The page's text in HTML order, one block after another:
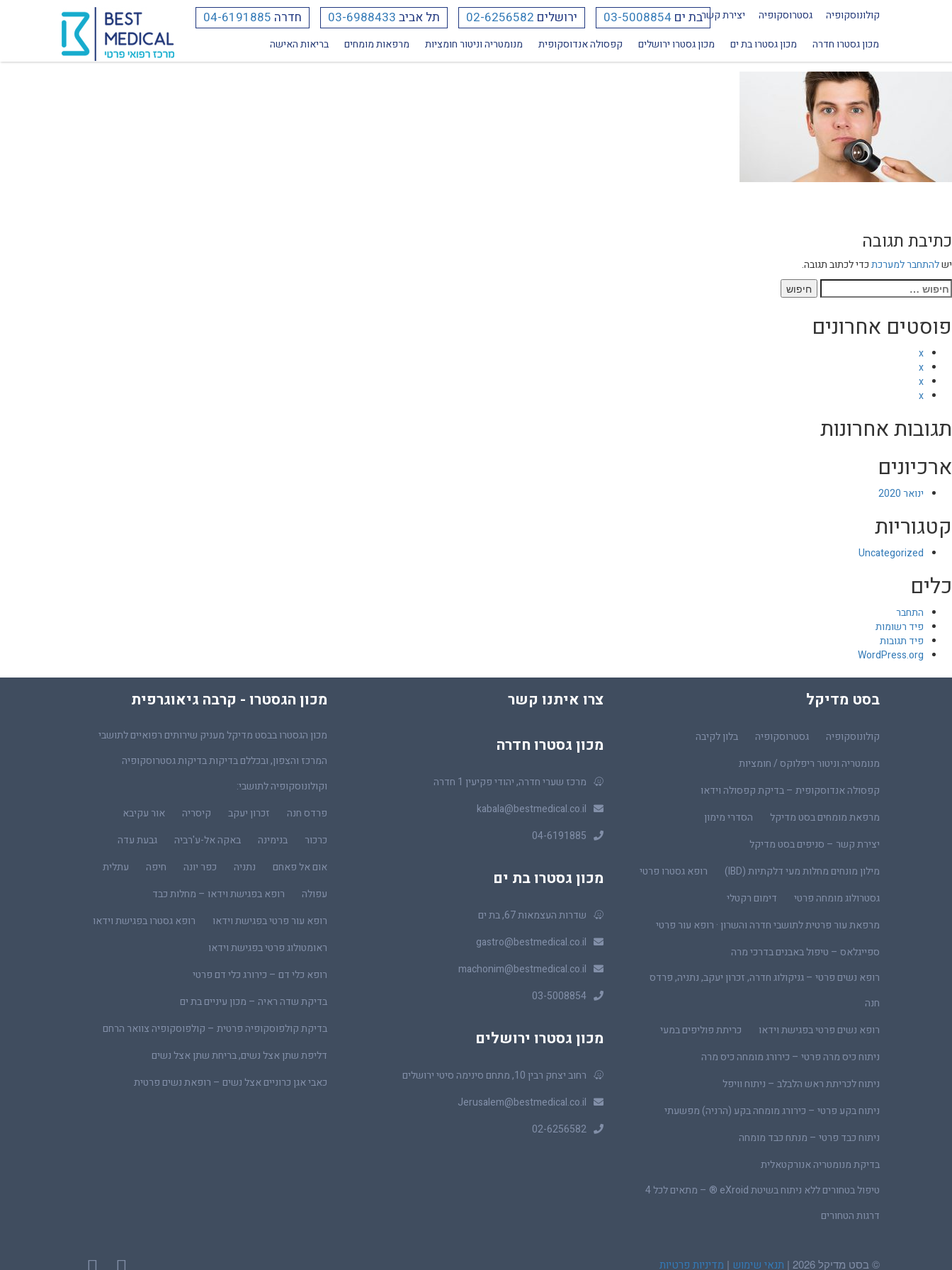
קולונוסקופיה גסטרוסקופיה יצירת קשר חדרה 04-6191885 תל אביב 03-6988433 ירושלים 02-6256582 בת ים 03-5008854
מכון גסטרו חדרה מכון גסטרו בת ים מכון גסטרו ירושלים קפסולה אנדוסקופית מנומטריה וניטור חומציות מרפאות מומחים בריאות האישה
כתיבת תגובה
ישלהתחבר למערכתכדי לכתוב תגובה.
חיפוש:
פוסטים אחרונים
x
x
x
x
תגובות אחרונות
ארכיונים
ינואר 2020
קטגוריות
Uncategorized
כלים
התחבר
פיד רשומות
פיד תגובות
WordPress.org
מכון הגסטרו - קרבה גיאוגרפית
מכון הגסטרו בבסט מדיקל מעניק שירותים רפואיים לתושבי
המרכז והצפון, ובכללם בדיקות בדיקות גסטרוסקופיה
וקולונוסקופיה לתושבי:
פרדס חנה
זכרון יעקב קיסריה
אור עקיבא
כרכור
בנימינה באקה אל-ע'רביה
גבעת עדה
אום אל פאחם
נתניה כפר יונה חיפה
עתלית
עפולה
רופא בפגישת וידאו – מחלות כבד
רופא עור פרטי בפגישת וידאו
רופא גסטרו בפגישת וידאו
ראומטולוג פרטי בפגישת וידאו
רופא כלי דם – כירורג כלי דם פרטי
בדיקת שדה ראיה – מכון עיניים בת ים
בדיקת קולפוסקופיה פרטית – קולפוסקופיה צוואר הרחם
דליפת שתן אצל נשים, בריחת שתן אצל נשים
כאבי אגן כרוניים אצל נשים – רופאת נשים פרטית
צרו איתנו קשר
מכון גסטרו חדרה
מרכז שערי חדרה, יהודי פקיעין 1 חדרה
kabala@bestmedical.co.il
04-6191885
מכון גסטרו בת ים
שדרות העצמאות 67, בת ים
gastro@bestmedical.co.il
machonim@bestmedical.co.il
03-5008854
מכון גסטרו ירושלים
רחוב יצחק רבין 10, מתחם סינימה סיטי ירושלים
Jerusalem@bestmedical.co.il
02-6256582
בסט מדיקל
קולונוסקופיה גסטרוסקופיה
בלון לקיבה
מנומטריה וניטור ריפלוקס / חומציות
קפסולה אנדוסקופית – בדיקת קפסולה וידאו
מרפאת מומחים בסט מדיקל
הסדרי מימון
יצירת קשר – סניפים בסט מדיקל
מילון מונחים מחלות מעי דלקתיות (IBD)
רופא גסטרו פרטי
גסטרולוג מומחה פרטי
דימום רקטלי
מרפאת עור פרטית לתושבי חדרה והשרון · רופא עור פרטי
ספייגלאס – טיפול באבנים בדרכי מרה
רופא נשים פרטי – גניקולוג חדרה, זכרון יעקב, נתניה, פרדס
חנה
רופא נשים פרטי בפגישת וידאו
כריתת פוליפים במעי
ניתוח כיס מרה פרטי – כירורג מומחה כיס מרה
ניתוח לכריתת ראש הלבלב – ניתוח וויפל
ניתוח בקע פרטי – כירורג מומחה בקע (הרניה) מפשעתי
ניתוח כבד פרטי – מנתח כבד מומחה
בדיקת מנומטריה אנורקטאלית
טיפול בטחורים ללא ניתוח בשיטת eXroid ® – מתאים לכל 4
דרגות הטחורים
© בסט מדיקל 2026 | תנאי שימוש | מדיניות פרטיות